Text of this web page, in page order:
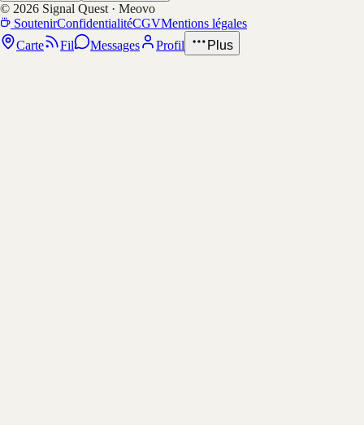
© 2026 Signal Quest · Meovo
SoutenirConfidentialitéCGVMentions légales
Carte
Fil Messages Profil Plus